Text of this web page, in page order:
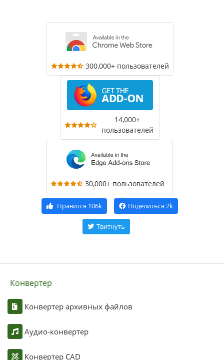
300,000+ пользователей
14,000+
пользователей
30,000+ пользователей
Нравится 106k Поделиться 2k
Твитнуть
Конвертер
Конвертер архивных файлов
Аудио-конвертер
Конвертер CAD